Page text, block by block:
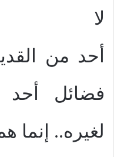
لا
أحد من
فضائل
لغيره.. إنما